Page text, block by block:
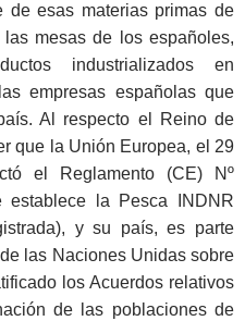
de esas materias primas de
mesas de los españoles,
industrializados en
empresas españolas que
Al respecto el Reino de
que la Unión Europea, el 29
el Reglamento (CE) Nº
establece la Pesca INDNR
y su país, es parte
las Naciones Unidas sobre
los Acuerdos relativos
de las poblaciones de